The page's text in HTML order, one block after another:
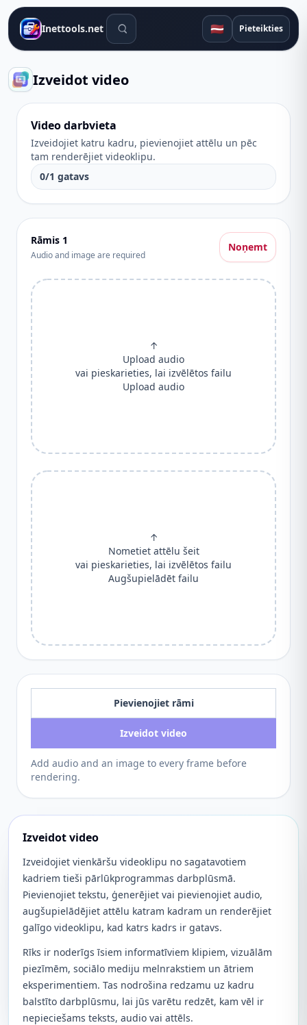
Inettools.net Meklēšanas rīki 🇱🇻 Pieteikties
Izveidot video
Video darbvieta
Izveidojiet katru kadru, pievienojiet attēlu un pēc
tam renderējiet videoklipu.
0/1 gatavs
Rāmis 1
Audio and image are required
Noņemt
↑
Upload audio
vai pieskarieties, lai izvēlētos failu
Upload audio
↑
Nometiet attēlu šeit
vai pieskarieties, lai izvēlētos failu
Augšupielādēt failu
Pievienojiet rāmi
Izveidot video
Add audio and an image to every frame before
rendering.
Izveidot video
Izveidojiet vienkāršu videoklipu no sagatavotiem
kadriem tieši pārlūkprogrammas darbplūsmā.
Pievienojiet tekstu, ģenerējiet vai pievienojiet audio,
augšupielādējiet attēlu katram kadram un renderējiet
galīgo videoklipu, kad katrs kadrs ir gatavs.
Rīks ir noderīgs īsiem informatīviem klipiem, vizuālām
piezīmēm, sociālo mediju melnrakstiem un ātriem
eksperimentiem. Tas nodrošina redzamu uz kadru
balstīto darbplūsmu, lai jūs varētu redzēt, kam vēl ir
nepieciešams teksts, audio vai attēls.